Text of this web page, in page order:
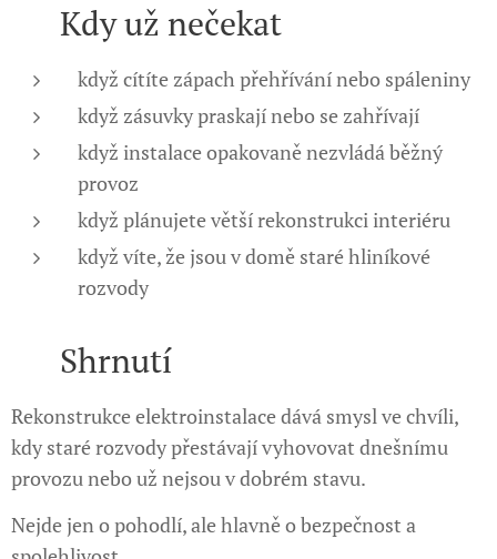
👨‍🔧 Kdy už nečekat
když cítíte zápach přehřívání nebo spáleniny
když zásuvky praskají nebo se zahřívají
když instalace opakovaně nezvládá běžný
provoz
když plánujete větší rekonstrukci interiéru
když víte, že jsou v domě staré hliníkové
rozvody
✅ Shrnutí
Rekonstrukce elektroinstalace dává smysl ve chvíli,
kdy staré rozvody přestávají vyhovovat dnešnímu
provozu nebo už nejsou v dobrém stavu.
Nejde jen o pohodlí, ale hlavně o bezpečnost a